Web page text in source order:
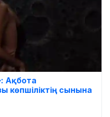
Ақбота
көпшіліктің сынына